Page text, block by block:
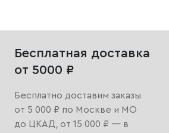
Бесплатная доставка
от 5000 ₽
Бесплатно доставим заказы
от 5 000 ₽ по Москве и МО
до ЦКАД, от 15 000 ₽ — в